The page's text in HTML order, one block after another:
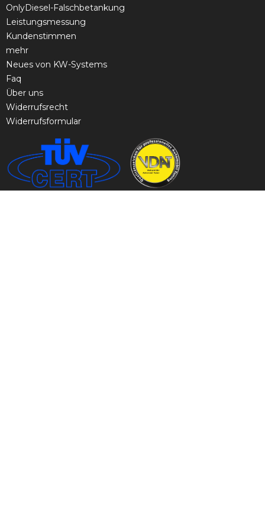
OnlyDiesel-Falschbetankung
Leistungsmessung
Kundenstimmen
mehr
Neues von KW-Systems
Faq
Über uns
Widerrufsrecht
Widerrufsformular